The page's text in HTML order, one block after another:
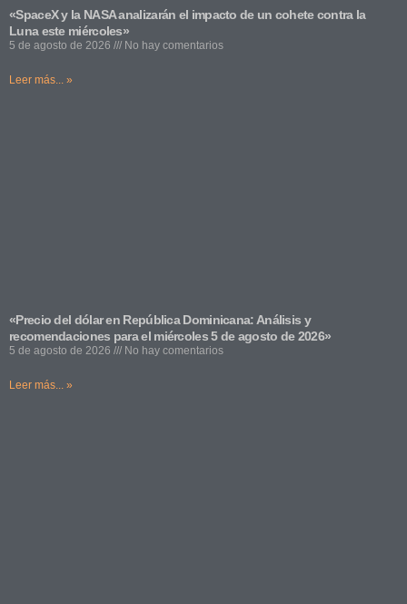
«SpaceX y la NASA analizarán el impacto de un cohete contra la
Luna este miércoles»
5 de agosto de 2026 No hay comentarios
Leer más... »
«Precio del dólar en República Dominicana: Análisis y
recomendaciones para el miércoles 5 de agosto de 2026»
5 de agosto de 2026 No hay comentarios
Leer más... »